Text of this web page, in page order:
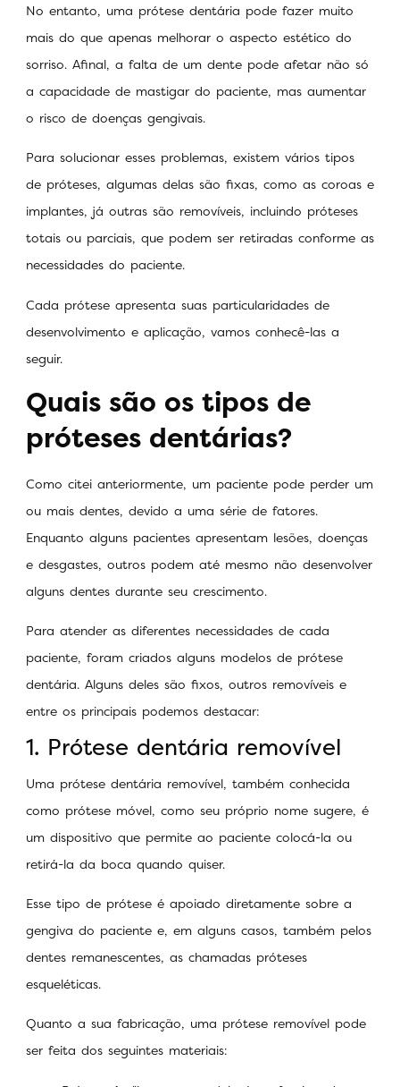
No entanto, uma prótese dentária pode fazer muito
mais do que apenas melhorar o aspecto estético do
sorriso. Afinal, a falta de um dente pode afetar não só
a capacidade de mastigar do paciente, mas aumentar
o risco de doenças gengivais.
Para solucionar esses problemas, existem vários tipos
de próteses, algumas delas são fixas, como as coroas e
implantes, já outras são removíveis, incluindo próteses
totais ou parciais, que podem ser retiradas conforme as
necessidades do paciente.
Cada prótese apresenta suas particularidades de
desenvolvimento e aplicação, vamos conhecê-las a
seguir.
Quais são os tipos de
próteses dentárias?
Como citei anteriormente, um paciente pode perder um
ou mais dentes, devido a uma série de fatores.
Enquanto alguns pacientes apresentam lesões, doenças
e desgastes, outros podem até mesmo não desenvolver
alguns dentes durante seu crescimento.
Para atender as diferentes necessidades de cada
paciente, foram criados alguns modelos de prótese
dentária. Alguns deles são fixos, outros removíveis e
entre os principais podemos destacar:
1. Prótese dentária removível
Uma prótese dentária removível, também conhecida
como prótese móvel, como seu próprio nome sugere, é
um dispositivo que permite ao paciente colocá-la ou
retirá-la da boca quando quiser.
Esse tipo de prótese é apoiado diretamente sobre a
gengiva do paciente e, em alguns casos, também pelos
dentes remanescentes, as chamadas próteses
esqueléticas.
Quanto a sua fabricação, uma prótese removível pode
ser feita dos seguintes materiais: